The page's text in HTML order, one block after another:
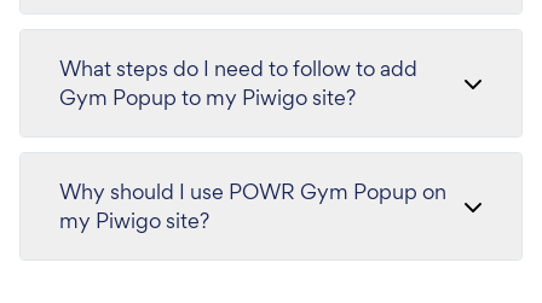
What steps do I need to follow to add
Gym Popup to my Piwigo site?
Why should I use POWR Gym Popup on
my Piwigo site?